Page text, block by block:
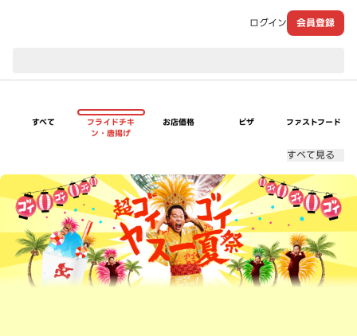
ログイン 会員登録
すべて
フライドチキ
ン・唐揚げ
お店価格 ピザ ファストフード
すべて見る
超ゴイゴイヤスー夏祭